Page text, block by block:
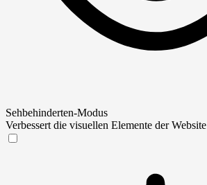
Sehbehinderten-Modus
Verbessert die visuellen Elemente der Website